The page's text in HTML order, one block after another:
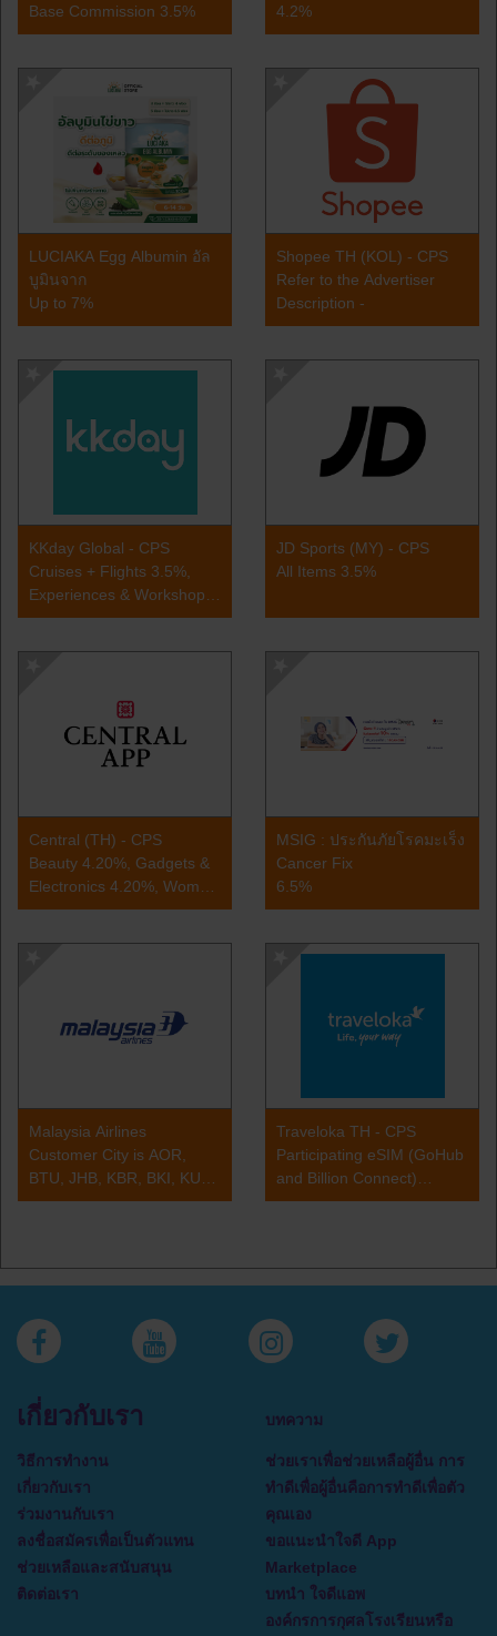
Base Commission 3.5%
4.2%
LUCIAKA Egg Albumin อัล
บูมินจาก
Up to 7%
Shopee TH (KOL) - CPS
Refer to the Advertiser
Description -
KKday Global - CPS
Cruises + Flights 3.5%,
Experiences & Workshops
3.5%, Tickets 3.5%, F&B
Transfer, Transport Rental
only) Scroll down to the
JD Sports (MY) - CPS
All Items 3.5%
Central (TH) - CPS
Beauty 4.20%, Gadgets &
Electronics 4.20%, Women
4.20%, Mom , Kids, & Toys
4.20%, Stationery &
MSIG : ประกันภัยโรคมะเร็ง
Cancer Fix
6.5%
Malaysia Airlines
Customer City is AOR,
BTU, JHB, KBR, BKI, KUL,
TGG, KUA, KCH, LBU,
Customer City is SIN, BPN,
KNO, PKU, SOC, SUB,
TRK, BKK, CNX, HKT, MN
Traveloka TH - CPS
Participating eSIM (GoHub
and Billion Connect)
14.00%, Airport Transfer
Food and Drink 3.50%,
and Tours 2.80%, Cruise 2
เกี่ยวกับเรา
วิธีการทำงาน
เกี่ยวกับเรา
ร่วมงานกับเรา
ลงชื่อสมัครเพื่อเป็นตัวแทน
ช่วยเหลือและสนับสนุน
ติดต่อเรา
บทความ
ช่วยเราเพื่อช่วยเหลือผู้อื่น การ
ทำดีเพื่อผู้อื่นคือการทำดีเพื่อตัว
คุณเอง
ขอแนะนำใจดี App
Marketplace
บทนำ ใจดีแอพ
องค์กรการกุศลโรงเรียนหรือ